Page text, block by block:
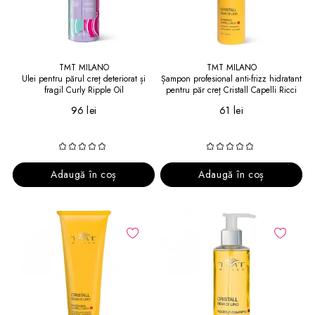
TMT MILANO
Ulei pentru părul creț deteriorat și
fragil Curly Ripple Oil
96 lei
Adaugă în coș
TMT MILANO
Șampon profesional anti-frizz hidratant
pentru păr creț Cristall Capelli Ricci
61 lei
Adaugă în coș